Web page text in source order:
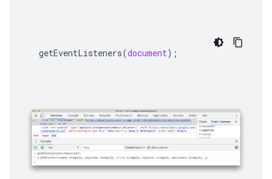
getEventListeners(document);